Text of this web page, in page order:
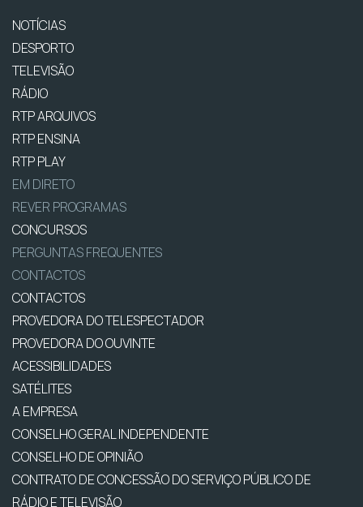
NOTÍCIAS
DESPORTO
TELEVISÃO
RÁDIO
RTP ARQUIVOS
RTP ENSINA
RTP PLAY
EM DIRETO
REVER PROGRAMAS
CONCURSOS
PERGUNTAS FREQUENTES
CONTACTOS
CONTACTOS
PROVEDORA DO TELESPECTADOR
PROVEDORA DO OUVINTE
ACESSIBILIDADES
SATÉLITES
A EMPRESA
CONSELHO GERAL INDEPENDENTE
CONSELHO DE OPINIÃO
CONTRATO DE CONCESSÃO DO SERVIÇO PÚBLICO DE
RÁDIO E TELEVISÃO